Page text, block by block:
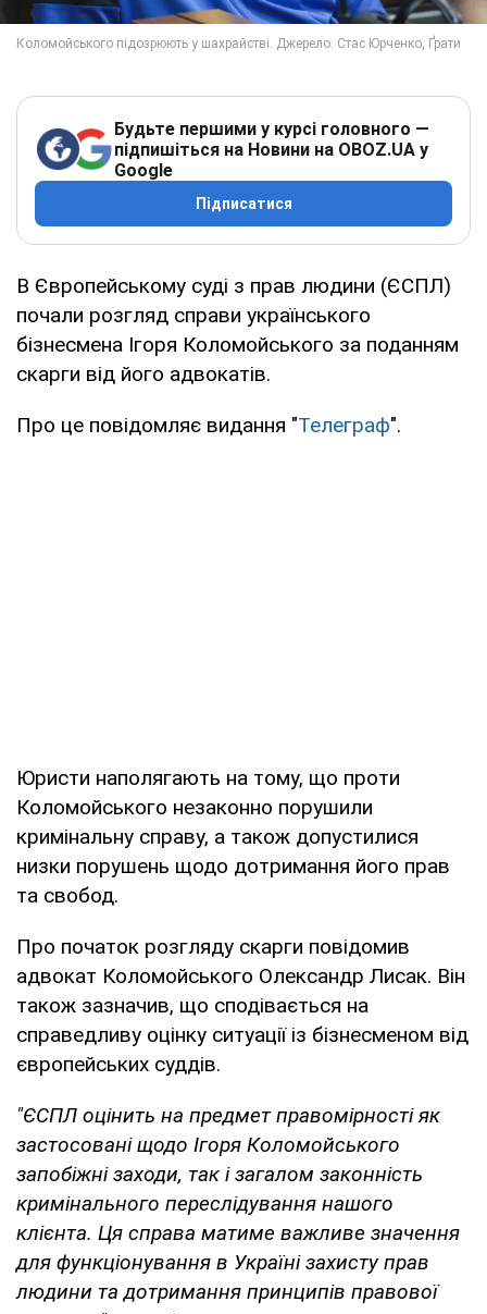
Будьте першими у курсі головного —
підпишіться на Новини на OBOZ.UA у
Google
Підписатися
В Європейському суді з прав людини (ЄСПЛ)
почали розгляд справи українського
бізнесмена Ігоря Коломойського за поданням
скарги від його адвокатів.
Про це повідомляє видання "Телеграф".
Юристи наполягають на тому, що проти
Коломойського незаконно порушили
кримінальну справу, а також допустилися
низки порушень щодо дотримання його прав
та свобод.
Про початок розгляду скарги повідомив
адвокат Коломойського Олександр Лисак. Він
також зазначив, що сподівається на
справедливу оцінку ситуації із бізнесменом від
європейських суддів.
"ЄСПЛ оцінить на предмет правомірності як
застосовані щодо Ігоря Коломойського
запобіжні заходи, так і загалом законність
кримінального переслідування нашого
клієнта. Ця справа матиме важливе значення
для функціонування в Україні захисту прав
людини та дотримання принципів правової